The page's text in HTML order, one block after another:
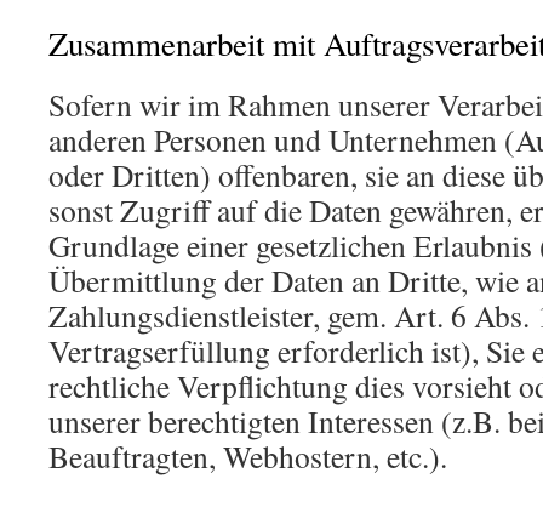
Zusammenarbeit mit
Sofern wir im Rahmen unserer
anderen Personen und Unternehmen
oder Dritten) offenbaren, sie an diese
sonst Zugriff auf die Daten gewähren,
Grundlage einer gesetzlichen
Übermittlung der Daten an Dritte, wie
Zahlungsdienstleister, gem. Art. 6
Vertragserfüllung erforderlich ist), Sie
rechtliche Verpflichtung dies vorsieht
unserer berechtigten Interessen (z.B.
Beauftragten, Webhostern, etc.).